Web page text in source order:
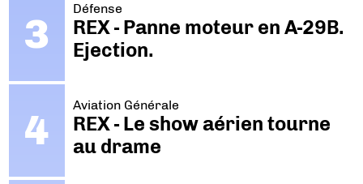
Défense
REX - Panne moteur en A-29B.
Ejection.
Aviation Générale
REX - Le show aérien tourne
au drame